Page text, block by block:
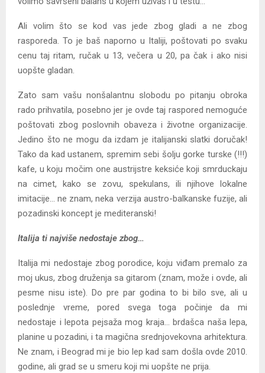
Ali volim što se kod vas jede zbog gladi a ne zbog
rasporeda. To je baš naporno u Italiji, poštovati po svaku
cenu taj ritam, ručak u 13, večera u 20, pa čak i ako nisi
uopšte gladan.
Zato sam vašu nonšalantnu slobodu po pitanju obroka
rado prihvatila, posebno jer je ovde taj raspored nemoguće
poštovati zbog poslovnih obaveza i životne organizacije.
Jedino što ne mogu da izdam je italijanski slatki doručak!
Tako da kad ustanem, spremim sebi šolju gorke turske (!!!)
kafe, u koju močim one austrijstre keksiće koji smrduckaju
na cimet, kako se zovu, spekulans, ili njihove lokalne
imitacije… ne znam, neka verzija austro-balkanske fuzije, ali
pozadinski koncept je mediteranski!
Italija ti najviše nedostaje zbog…
Italija mi nedostaje zbog porodice, koju viđam premalo za
moj ukus, zbog druženja sa gitarom (znam, može i ovde, ali
pesme nisu iste). Do pre par godina to bi bilo sve, ali u
poslednje vreme, pored svega toga počinje da mi
nedostaje i lepota pejsaža mog kraja… brdašca naša lepa,
planine u pozadini, i ta magična srednjovekovna arhitektura.
Ne znam, i Beograd mi je bio lep kad sam došla ovde 2010.
godine, ali grad se u smeru koji mi uopšte ne prija.